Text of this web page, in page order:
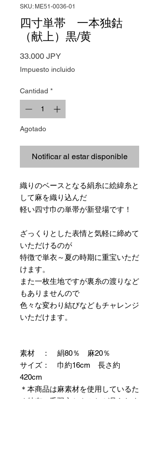
SKU: ME51-0036-01
四寸単帯 一本独鈷
（献上）黒/黄
33.000 JPYPrecio
Impuesto incluido
Cantidad *
Agotado
Notificar al estar disponible
織りのベースとなる絹糸に絵緯糸と
して麻を織り込んだ
軽い四寸巾の単帯が新登場です！
ざっくりとした表情と気軽に締めて
いただけるのが
特徴で単衣～夏の時期に重宝いただ
けます。
また一枚生地ですが裏糸の渡りなど
もありませんので
色々な変わり結びなどもチャレンジ
いただけます。
素材 ： 絹80％ 麻20％
サイズ： 巾約16cm 長さ約
420cm
＊本商品は麻素材を使用しているた
め特有の毛羽立ちやふしが見られま